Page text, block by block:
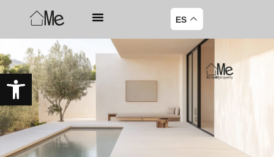
Abrir barra de herramientas
ES